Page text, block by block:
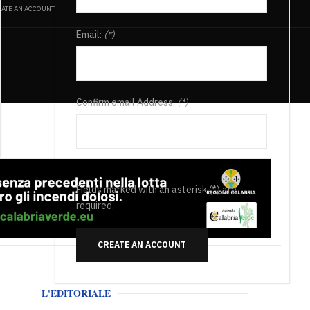
AN ACCOUNT
Email: (*)
Confirm email Address:(*)
Fields marked with an asterisk (*) are
required.
CREATE AN ACCOUNT
L'EDITORIALE